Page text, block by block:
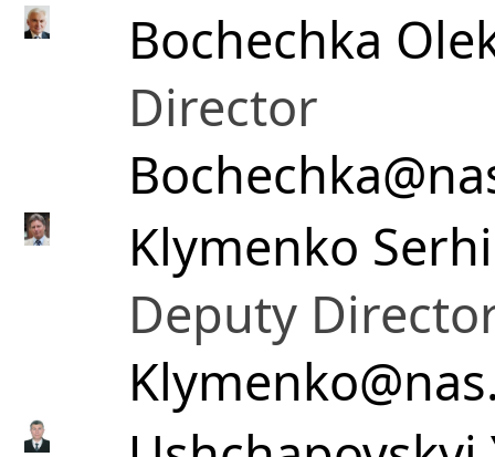
Bochechka
Director
Klymenko
Deputy